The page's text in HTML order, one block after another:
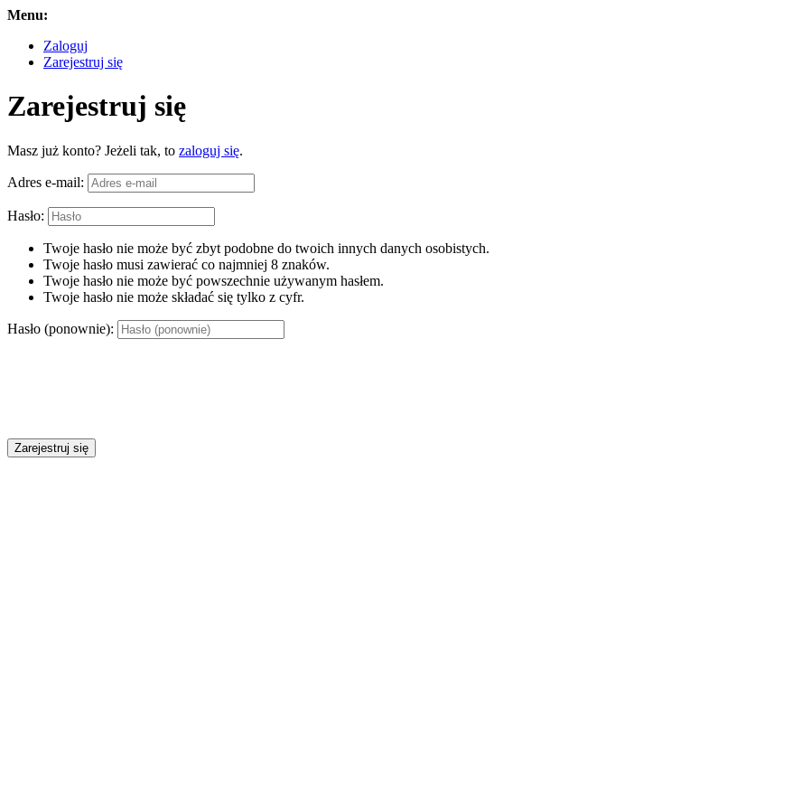
Menu:
Zaloguj
Zarejestruj się
Zarejestruj się
Masz już konto? Jeżeli tak, to zaloguj się.
Adres e-mail:
Hasło:
Twoje hasło nie może być zbyt podobne do twoich innych danych osobistych.
Twoje hasło musi zawierać co najmniej 8 znaków.
Twoje hasło nie może być powszechnie używanym hasłem.
Twoje hasło nie może składać się tylko z cyfr.
Hasło (ponownie):
Zarejestruj się